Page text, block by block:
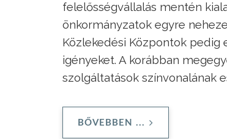
felelősségvállalás mentén
önkormányzatok egyre
Közlekedési Központok
igényeket. A korábban
szolgáltatások színvonalának
BŐVEBBEN ...